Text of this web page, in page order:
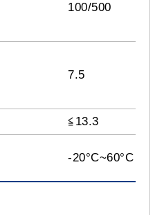
100/500
7.5
≦13.3
-20°C~60°C